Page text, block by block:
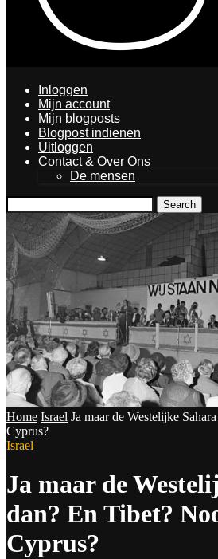
Inloggen
Mijn account
Mijn blogposts
Blogpost indienen
Uitloggen
Contact & Over Ons
De mensen
Search
Home Israel Ja maar de Westelijke
Cyprus?
Israel
Ja maar de
dan? En Tibet?
Cyprus?